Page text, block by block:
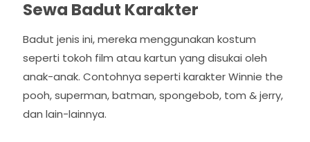
Sewa Badut Karakter
Badut jenis ini, mereka menggunakan kostum
seperti tokoh film atau kartun yang disukai oleh
anak-anak. Contohnya seperti karakter Winnie the
pooh, superman, batman, spongebob, tom & jerry,
dan lain-lainnya.